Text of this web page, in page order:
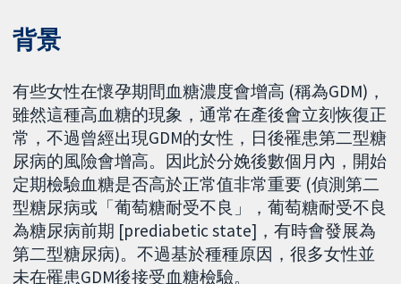
背景
有些女性在懷孕期間血糖濃度會增高 (稱為GDM)，
雖然這種高血糖的現象，通常在產後會立刻恢復正
常，不過曾經出現GDM的女性，日後罹患第二型糖
尿病的風險會增高。因此於分娩後數個月內，開始
定期檢驗血糖是否高於正常值非常重要 (偵測第二
型糖尿病或「葡萄糖耐受不良」，葡萄糖耐受不良
為糖尿病前期 [prediabetic state]，有時會發展為
第二型糖尿病)。不過基於種種原因，很多女性並
未在罹患GDM後接受血糖檢驗。